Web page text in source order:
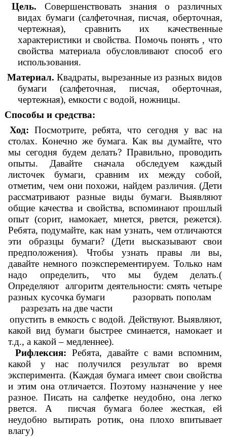
Цель. Совершенствовать знания о различных
видах бумаги (салфеточная, писчая, оберточная,
чертежная), сравнить их качественные
характеристики и свойства. Помочь понять , что
свойства материала обусловливают способ его
использования.
Материал. Квадраты, вырезанные из разных видов
бумаги (салфеточная, писчая, оберточная,
чертежная), емкости с водой, ножницы.
Способы и средства:
Ход:Посмотрите, ребята, что сегодня у вас на
столах. Конечно же бумага. Как вы думайте, что
мы сегодня будем делать? Правильно, проводить
опыты. Давайте сначала обследуем каждый
листочек бумаги, сравним их между собой,
отметим, чем они похожи, найдем различия. (Дети
рассматривают разные виды бумаги. Выявляют
общие качества и свойства, вспоминают прошлый
опыт (сорит, намокает, мнется, рвется, режется).
Ребята, подумайте, как нам узнать, чем отличаются
эти образцы бумаги? (Дети высказывают свои
предположения). Чтобы узнать правы ли вы,
давайте немного поэксперементируем. Только нам
надо определить, что мы будем делать.(
Определяют алгоритм деятельности: смять четыре
разных кусочка бумаги разорвать пополам
разрезать на две части
опустить в емкость с водой. Действуют. Выявляют,
какой вид бумаги быстрее сминается, намокает и
т.д., а какой – медленнее).
Рифлексия: Ребята, давайте с вами вспомним,
какой у нас получился результат во время
эксперимента. (Каждая бумага имеет свои свойства
и этим она отличается. Поэтому назначение у нее
разное. Писать на салфетке неудобно, она легко
рвется. А писчая бумага более жесткая, ей
неудобно вытирать ротик, она плохо впитывает
влагу)